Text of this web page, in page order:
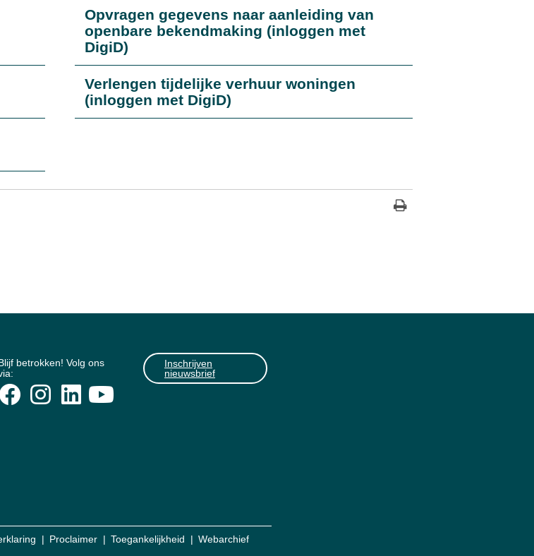
Opvragen gegevens naar aanleiding van
openbare bekendmaking (inloggen met
DigiD)
Verlengen tijdelijke verhuur woningen
(inloggen met DigiD)
betrokken! Volg ons
Inschrijven
nieuwsbrief
Proclaimer Toegankelijkheid Webarchief